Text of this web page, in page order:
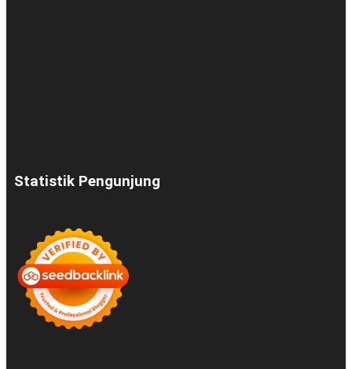
Statistik Pengunjung